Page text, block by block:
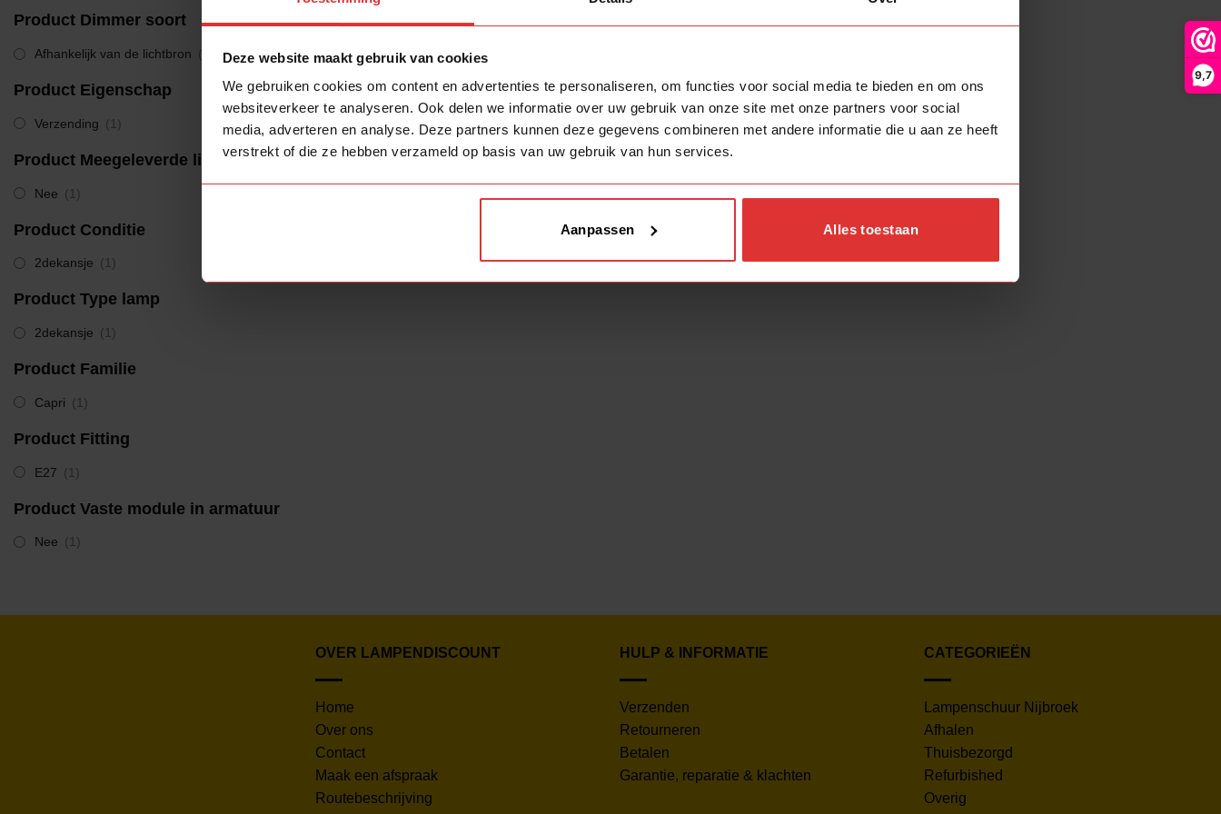
9,7
Deze website maakt gebruik van cookies
We gebruiken cookies om content en advertenties te personaliseren, om functies voor social media te bieden en om ons
websiteverkeer te analyseren. Ook delen we informatie over uw gebruik van onze site met onze partners voor social
media, adverteren en analyse. Deze partners kunnen deze gegevens combineren met andere informatie die u aan ze heeft
verstrekt of die ze hebben verzameld op basis van uw gebruik van hun services.
Aanpassen Alles toestaan
Product Dimmer soort
Afhankelijk van de lichtbron (1)
Product Eigenschap
Verzending (1)
Product Meegeleverde lichtbron
Nee (1)
Product Conditie
2dekansje (1)
Product Type lamp
2dekansje (1)
Product Familie
Capri (1)
Product Fitting
E27 (1)
Product Vaste module in armatuur
Nee (1)
Capri
OVER LAMPENDISCOUNT
Home
Over ons
Contact
Maak een afspraak
Routebeschrijving
HULP & INFORMATIE
Verzenden
Retourneren
Betalen
Garantie, reparatie & klachten
CATEGORIEËN
Lampenschuur Nijbroek
Afhalen
Thuisbezorgd
Refurbished
Overig